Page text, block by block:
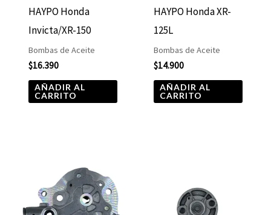
HAYPO Honda
Invicta/XR-150
Bombas de Aceite
$16.390
AÑADIR AL
CARRITO
HAYPO Honda XR-
125L
Bombas de Aceite
$14.900
AÑADIR AL
CARRITO